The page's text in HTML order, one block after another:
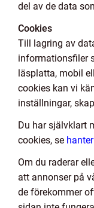
del av de data
Cookies
Till lagring av
informationsfiler
läsplatta, mobil
cookies kan vi
inställningar,
Du har självklart
cookies, se
Om du raderar
att annonser på
de förekommer